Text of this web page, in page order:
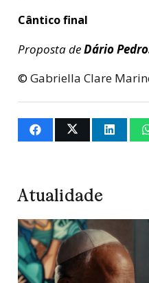
Cântico final
Proposta deDário
© Gabriella Clare
Atualidade